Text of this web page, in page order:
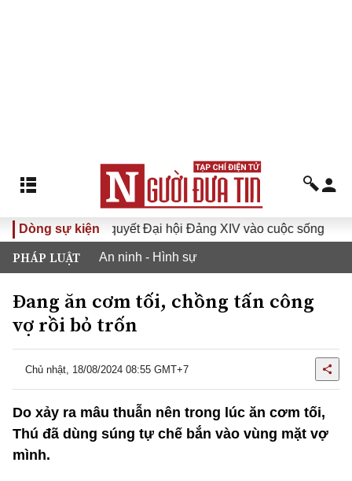
Dòng sự kiện
Đưa Nghị quyết Đại hội Đảng XIV vào cuộc sống
PHÁP LUẬT An ninh - Hình sự
Đang ăn cơm tối, chồng tấn công
vợ rồi bỏ trốn
Chủ nhật, 18/08/2024 08:55 GMT+7
Do xảy ra mâu thuẫn nên trong lúc ăn cơm tối,
Thú đã dùng súng tự chế bắn vào vùng mặt vợ
mình.